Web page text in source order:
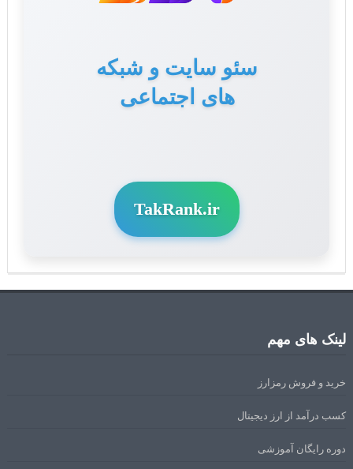
سئو سایت و شبکه
های اجتماعی
TakRank.ir
لینک های مهم
خرید و فروش رمزارز
کسب درآمد از ارز دیجیتال
دوره رایگان آموزشی